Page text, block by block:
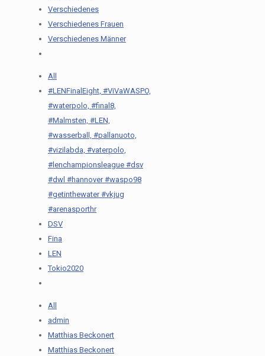
Verschiedenes
Verschiedenes Frauen
Verschiedenes Männer
All
#LENFinalEight, #ViVaWASPO,
#waterpolo, #final8,
#Malmsten, #LEN,
#wasserball, #pallanuoto,
#vizilabda, #vaterpolo,
#lenchampionsleague #dsv
#dwl #hannover #waspo98
#getinthewater #vkjug
#arenasporthr
DSV
Fina
LEN
Tokio2020
All
admin
Matthias Beckonert
Matthias Beckonert